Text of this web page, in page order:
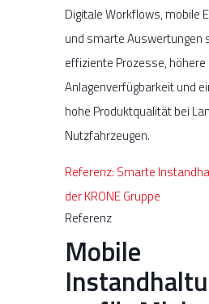
Digitale Workflows, mobile
und smarte Auswertungen
effiziente Prozesse, höhere
Anlagenverfügbarkeit und
hohe Produktqualität bei
Nutzfahrzeugen.
Referenz: Smarte
der KRONE Gruppe
Referenz
Mobile